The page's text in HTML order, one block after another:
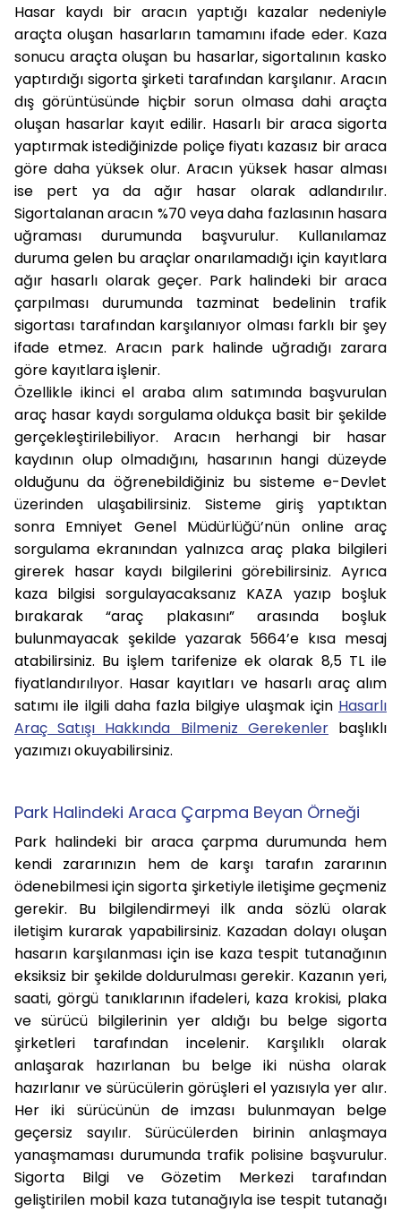
Hasar kaydı bir aracın yaptığı kazalar nedeniyle
araçta oluşan hasarların tamamını ifade eder. Kaza
sonucu araçta oluşan bu hasarlar, sigortalının kasko
yaptırdığı sigorta şirketi tarafından karşılanır. Aracın
dış görüntüsünde hiçbir sorun olmasa dahi araçta
oluşan hasarlar kayıt edilir. Hasarlı bir araca sigorta
yaptırmak istediğinizde poliçe fiyatı kazasız bir araca
göre daha yüksek olur. Aracın yüksek hasar alması
ise pert ya da ağır hasar olarak adlandırılır.
Sigortalanan aracın %70 veya daha fazlasının hasara
uğraması durumunda başvurulur. Kullanılamaz
duruma gelen bu araçlar onarılamadığı için kayıtlara
ağır hasarlı olarak geçer. Park halindeki bir araca
çarpılması durumunda tazminat bedelinin trafik
sigortası tarafından karşılanıyor olması farklı bir şey
ifade etmez. Aracın park halinde uğradığı zarara
göre kayıtlara işlenir.
Özellikle ikinci el araba alım satımında başvurulan
araç hasar kaydı sorgulama oldukça basit bir şekilde
gerçekleştirilebiliyor. Aracın herhangi bir hasar
kaydının olup olmadığını, hasarının hangi düzeyde
olduğunu da öğrenebildiğiniz bu sisteme e-Devlet
üzerinden ulaşabilirsiniz. Sisteme giriş yaptıktan
sonra Emniyet Genel Müdürlüğü’nün online araç
sorgulama ekranından yalnızca araç plaka bilgileri
girerek hasar kaydı bilgilerini görebilirsiniz. Ayrıca
kaza bilgisi sorgulayacaksanız KAZA yazıp boşluk
bırakarak “araç plakasını” arasında boşluk
bulunmayacak şekilde yazarak 5664’e kısa mesaj
atabilirsiniz. Bu işlem tarifenize ek olarak 8,5 TL ile
fiyatlandırılıyor. Hasar kayıtları ve hasarlı araç alım
satımı ile ilgili daha fazla bilgiye ulaşmak için Hasarlı
Araç Satışı Hakkında Bilmeniz Gerekenlerbaşlıklı
yazımızı okuyabilirsiniz.
Park Halindeki Araca Çarpma Beyan Örneği
Park halindeki bir araca çarpma durumunda hem
kendi zararınızın hem de karşı tarafın zararının
ödenebilmesi için sigorta şirketiyle iletişime geçmeniz
gerekir. Bu bilgilendirmeyi ilk anda sözlü olarak
iletişim kurarak yapabilirsiniz. Kazadan dolayı oluşan
hasarın karşılanması için ise kaza tespit tutanağının
eksiksiz bir şekilde doldurulması gerekir. Kazanın yeri,
saati, görgü tanıklarının ifadeleri, kaza krokisi, plaka
ve sürücü bilgilerinin yer aldığı bu belge sigorta
şirketleri tarafından incelenir. Karşılıklı olarak
anlaşarak hazırlanan bu belge iki nüsha olarak
hazırlanır ve sürücülerin görüşleri el yazısıyla yer alır.
Her iki sürücünün de imzası bulunmayan belge
geçersiz sayılır. Sürücülerden birinin anlaşmaya
yanaşmaması durumunda trafik polisine başvurulur.
Sigorta Bilgi ve Gözetim Merkezi tarafından
geliştirilen mobil kaza tutanağıyla ise tespit tutanağı